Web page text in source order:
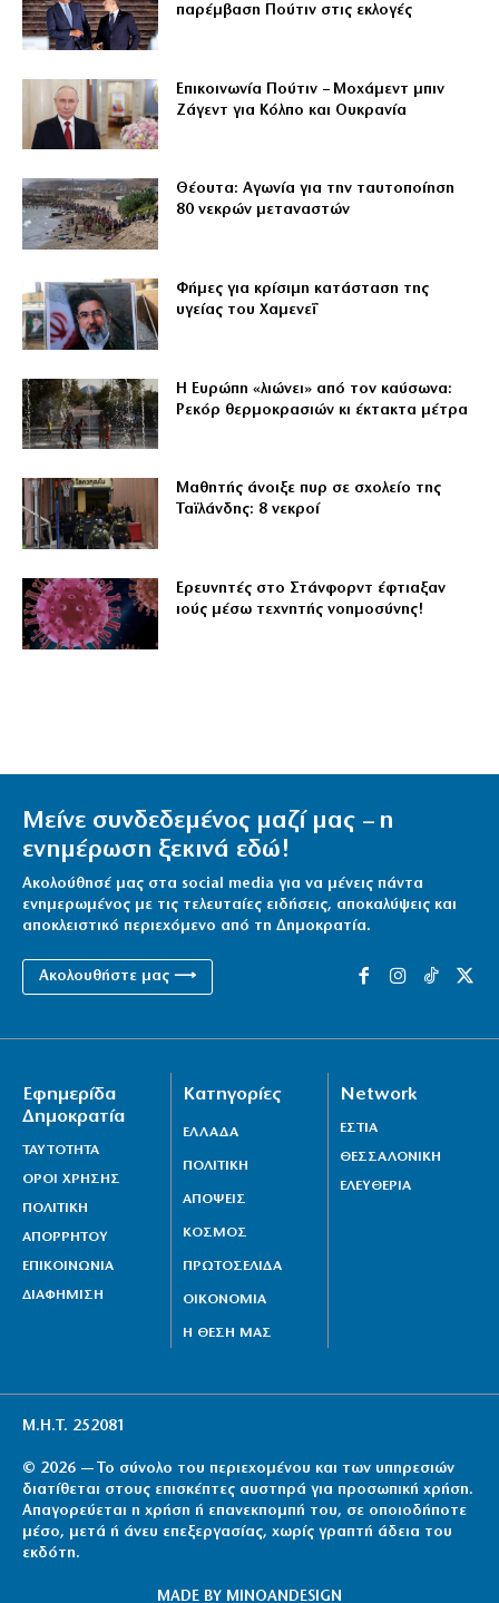
παρέμβαση Πούτιν στις εκλογές
Επικοινωνία Πούτιν – Μοχάμεντ μπιν
Ζάγεντ για Κόλπο και Ουκρανία
Θέουτα: Αγωνία για την ταυτοποίηση
80 νεκρών μεταναστών
Φήμες για κρίσιμη κατάσταση της
υγείας του Χαμενεΐ
Η Ευρώπη «λιώνει» από τον καύσωνα:
Ρεκόρ θερμοκρασιών κι έκτακτα μέτρα
Μαθητής άνοιξε πυρ σε σχολείο της
Ταϊλάνδης: 8 νεκροί
Ερευνητές στο Στάνφορντ έφτιαξαν
ιούς μέσω τεχνητής νοημοσύνης!
Μείνε συνδεδεμένος μαζί μας – η
ενημέρωση ξεκινά εδώ!
Ακολούθησέ μας στα social media για να μένεις πάντα
ενημερωμένος με τις τελευταίες ειδήσεις, αποκαλύψεις και
αποκλειστικό περιεχόμενο από τη Δημοκρατία.
Ακολουθήστε μας ⟶
Εφημερίδα
Δημοκρατία
ΤΑΥΤΟΤΗΤΑ
ΟΡΟΙ ΧΡΗΣΗΣ
ΠΟΛΙΤΙΚΗ
ΑΠΟΡΡΗΤΟΥ
ΕΠΙΚΟΙΝΩΝΙΑ
ΔΙΑΦΗΜΙΣΗ
Κατηγορίες
ΕΛΛΑΔΑ
ΠΟΛΙΤΙΚΗ
ΑΠΟΨΕΙΣ
ΚΟΣΜΟΣ
ΠΡΩΤΟΣΕΛΙΔΑ
ΟΙΚΟΝΟΜΙΑ
Η ΘΕΣΗ ΜΑΣ
Network
ΕΣΤΙΑ
ΘΕΣΣΑΛΟΝΙΚΗ
ΕΛΕΥΘΕΡΙΑ
Μ.Η.Τ. 252081
© 2026 — Το σύνολο του περιεχομένου και των υπηρεσιών
διατίθεται στους επισκέπτες αυστηρά για προσωπική χρήση.
Απαγορεύεται η χρήση ή επανεκπομπή του, σε οποιοδήποτε
μέσο, μετά ή άνευ επεξεργασίας, χωρίς γραπτή άδεια του
εκδότη.
MADE BY MINOANDESIGN